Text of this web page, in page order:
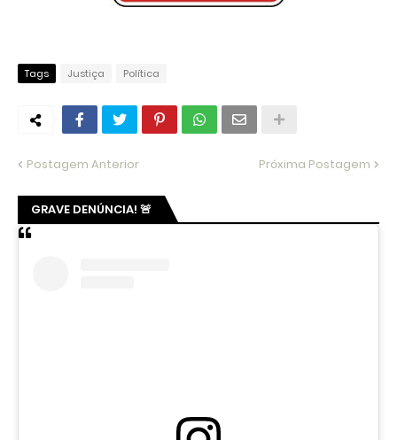
Tags Justiça Política
Postagem Anterior Próxima Postagem
GRAVE DENÚNCIA! 🚨